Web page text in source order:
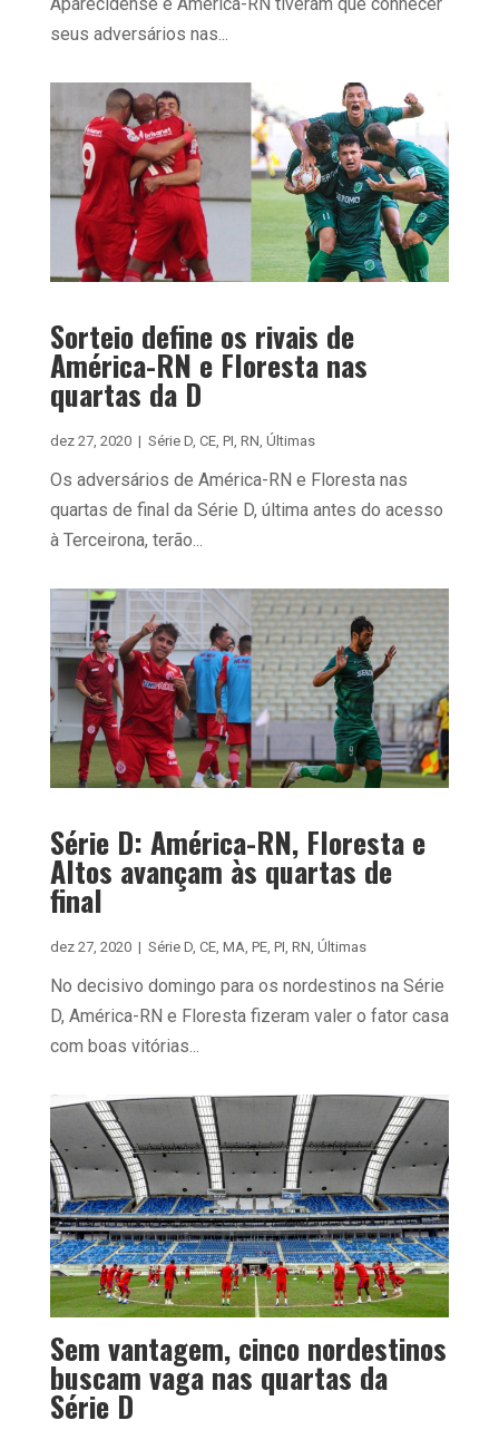
seus adversários nas...
Sorteio define os rivais de
América-RN e Floresta nas
quartas da D
dez 27, 2020 | Série D, CE, PI, RN, Últimas
Os adversários de América-RN e Floresta nas
quartas de final da Série D, última antes do acesso
à Terceirona, terão...
Série D: América-RN, Floresta e
Altos avançam às quartas de
final
dez 27, 2020 | Série D, CE, MA, PE, PI, RN, Últimas
No decisivo domingo para os nordestinos na Série
D, América-RN e Floresta fizeram valer o fator casa
com boas vitórias...
Sem vantagem, cinco nordestinos
buscam vaga nas quartas da
Série D